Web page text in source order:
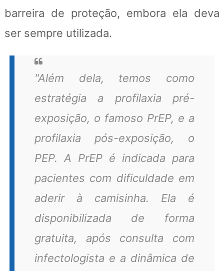
barreira de proteção, embora ela deva
ser sempre utilizada.
"Além dela, temos como
estratégia a profilaxia pré-
exposição, o famoso PrEP, e a
profilaxia pós-exposição, o
PEP. A PrEP é indicada para
pacientes com dificuldade em
aderir à camisinha. Ela é
disponibilizada de forma
gratuita, após consulta com
infectologista e a dinâmica de